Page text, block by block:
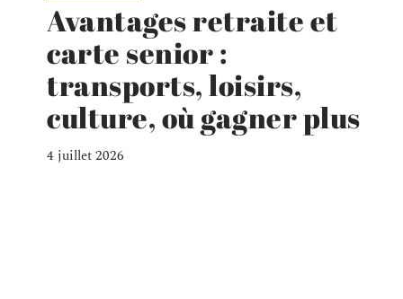
Avantages retraite et
carte senior :
transports, loisirs,
culture, où gagner plus
4 juillet 2026